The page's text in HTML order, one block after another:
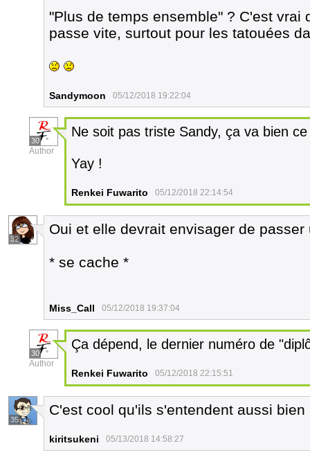
"Plus de temps ensemble" ? C'est
passe vite, surtout pour les tatouées
Sandymoon 05/12/2018 19:22:04
30
Author
Ne soit pas triste Sandy, ça va bien
Yay !
Renkei Fuwarito 05/12/2018 22:14:54
32
Oui et elle devrait envisager de
* se cache *
Miss_Call 05/12/2018 19:37:04
30
Author
Ça dépend, le dernier numéro de
Renkei Fuwarito 05/12/2018 22:15:51
35
C'est cool qu'ils s'entendent aussi bien
kiritsukeni 05/13/2018 14:58:27